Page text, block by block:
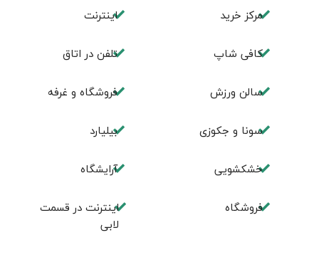
مرکز خرید اینترنت
کافی شاپ تلفن در اتاق
سالن ورزش فروشگاه و غرفه
سونا و جکوزی بیلیارد
خشکشویی آرایشگاه
فروشگاه
اینترنت در قسمت
لابی